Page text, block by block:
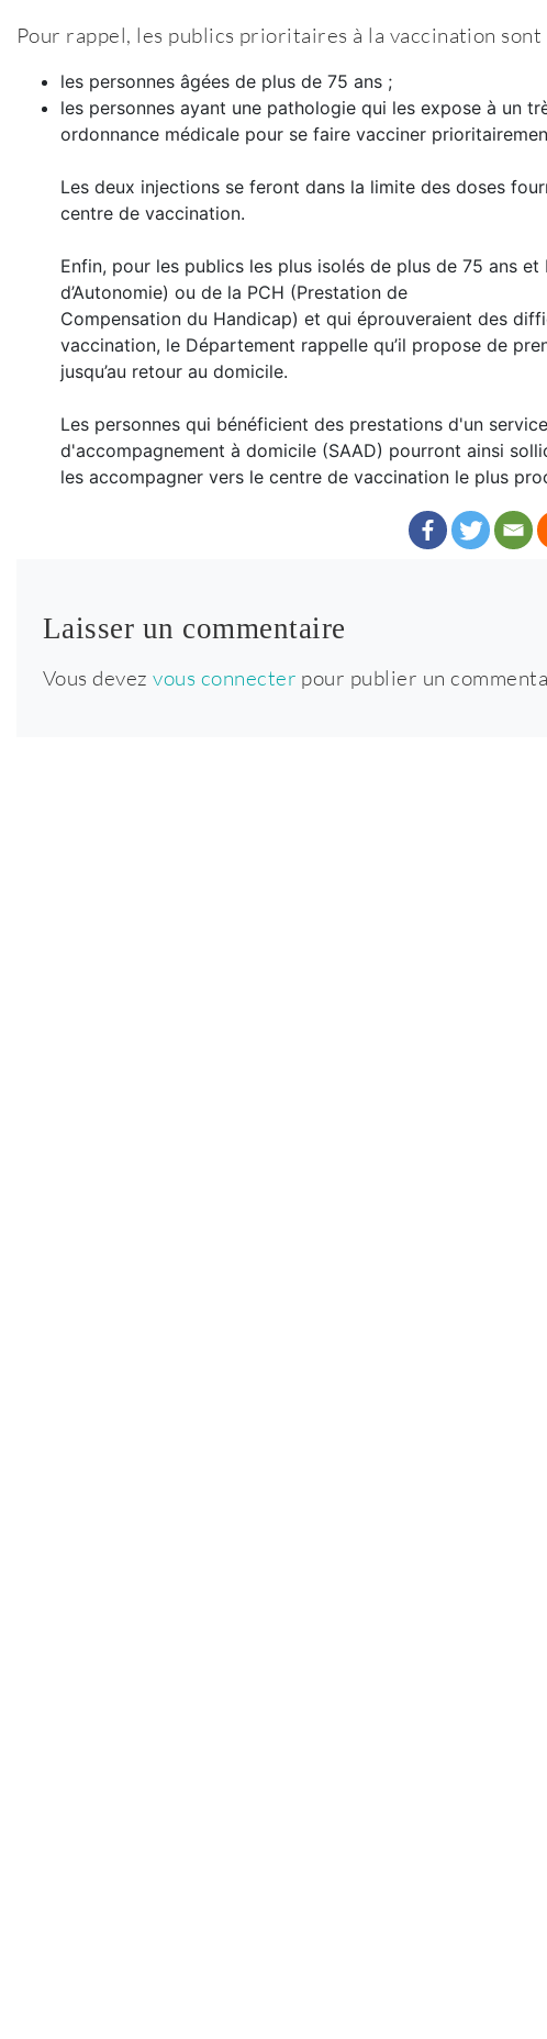
Pour rappel, les publics prioritaires à la vaccination sont
les personnes âgées de plus de 75 ans ;
les personnes ayant une pathologie qui les expose à un
ordonnance médicale pour se faire vacciner
Les deux injections se feront dans la limite des doses
centre de vaccination.
Enfin, pour les publics les plus isolés de plus de 75 ans
d’Autonomie) ou de la PCH (Prestation de
Compensation du Handicap) et qui éprouveraient des
vaccination, le Département rappelle qu’il propose de
jusqu’au retour au domicile.
Les personnes qui bénéficient des prestations d'un
d'accompagnement à domicile (SAAD) pourront ainsi
les accompagner vers le centre de vaccination le plus
Laisser un commentaire
Vous devezvous connecter pour publier un